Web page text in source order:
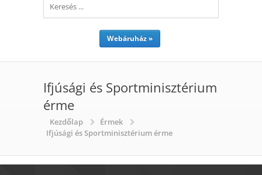
Webáruház »
Ifjúsági és Sportminisztérium
érme
Kezdőlap
Érmek
Ifjúsági és Sportminisztérium érme